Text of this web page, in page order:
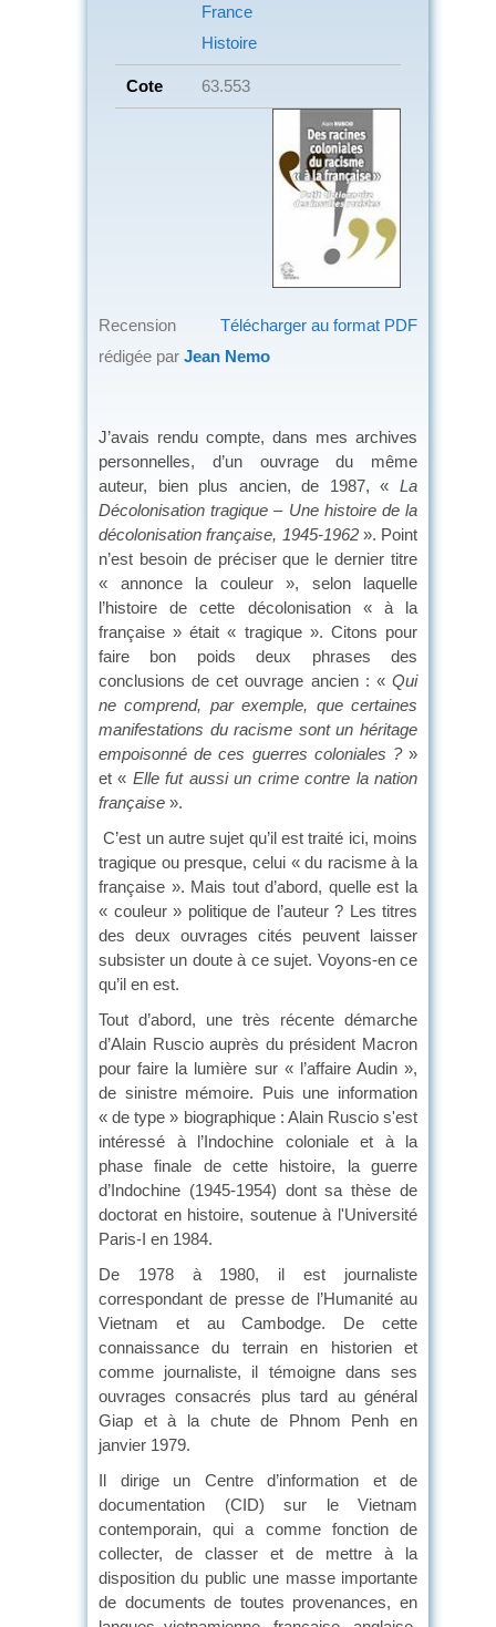
France
Histoire
Cote 63.553
Télécharger au format PDF
Recension
rédigée par Jean Nemo
J’avais rendu compte, dans mes archives
personnelles, d’un ouvrage du même
auteur, bien plus ancien, de 1987, « La
Décolonisation tragique – Une histoire de la
décolonisation française, 1945-1962». Point
n’est besoin de préciser que le dernier titre
« annonce la couleur », selon laquelle
l’histoire de cette décolonisation « à la
française » était « tragique ». Citons pour
faire bon poids deux phrases des
conclusions de cet ouvrage ancien : « Qui
ne comprend, par exemple, que certaines
manifestations du racisme sont un héritage
empoisonné de ces guerres coloniales ?»
et « Elle fut aussi un crime contre la nation
française ».
C’est un autre sujet qu’il est traité ici, moins
tragique ou presque, celui « du racisme à la
française ». Mais tout d’abord, quelle est la
« couleur » politique de l’auteur ? Les titres
des deux ouvrages cités peuvent laisser
subsister un doute à ce sujet. Voyons-en ce
qu’il en est.
Tout d’abord, une très récente démarche
d’Alain Ruscio auprès du président Macron
pour faire la lumière sur « l’affaire Audin »,
de sinistre mémoire. Puis une information
« de type » biographique : Alain Ruscio s'est
intéressé à l’Indochine coloniale et à la
phase finale de cette histoire, la guerre
d’Indochine (1945-1954) dont sa thèse de
doctorat en histoire, soutenue à l'Université
Paris-I en 1984.
De 1978 à 1980, il est journaliste
correspondant de presse de l’Humanité au
Vietnam et au Cambodge. De cette
connaissance du terrain en historien et
comme journaliste, il témoigne dans ses
ouvrages consacrés plus tard au général
Giap et à la chute de Phnom Penh en
janvier 1979.
Il dirige un Centre d’information et de
documentation (CID) sur le Vietnam
contemporain, qui a comme fonction de
collecter, de classer et de mettre à la
disposition du public une masse importante
de documents de toutes provenances, en